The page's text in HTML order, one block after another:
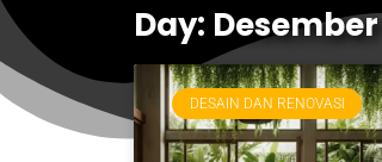
Day:
DESAIN DAN RENOVASI